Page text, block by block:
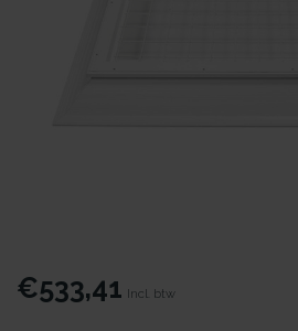
€533,41 Incl. btw